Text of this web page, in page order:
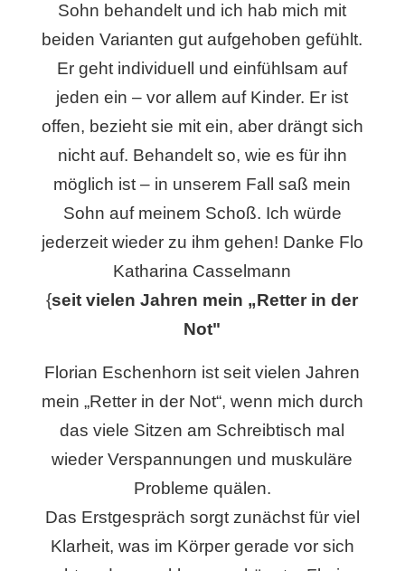
Sohn behandelt und ich hab mich mit
beiden Varianten gut aufgehoben gefühlt.
Er geht individuell und einfühlsam auf
jeden ein – vor allem auf Kinder. Er ist
offen, bezieht sie mit ein, aber drängt sich
nicht auf. Behandelt so, wie es für ihn
möglich ist – in unserem Fall saß mein
Sohn auf meinem Schoß. Ich würde
jederzeit wieder zu ihm gehen! Danke Flo
Katharina Casselmann
{seit vielen Jahren mein „Retter in der
Not"
Florian Eschenhorn ist seit vielen Jahren
mein „Retter in der Not“, wenn mich durch
das viele Sitzen am Schreibtisch mal
wieder Verspannungen und muskuläre
Probleme quälen.
Das Erstgespräch sorgt zunächst für viel
Klarheit, was im Körper gerade vor sich